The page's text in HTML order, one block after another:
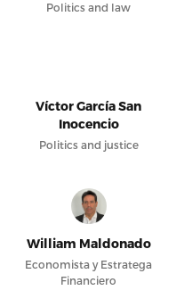
Politics and law
Víctor García San
Inocencio
Politics and justice
William Maldonado
Economista y Estratega
Financiero